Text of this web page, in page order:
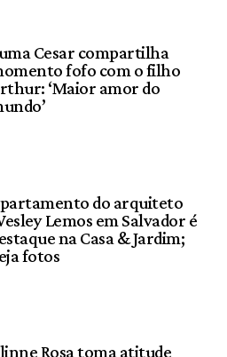
Cesar compartilha
fofo com o filho
‘Maior amor do
do arquiteto
Lemos em Salvador é
na Casa & Jardim;
fotos
Rosa toma atitude